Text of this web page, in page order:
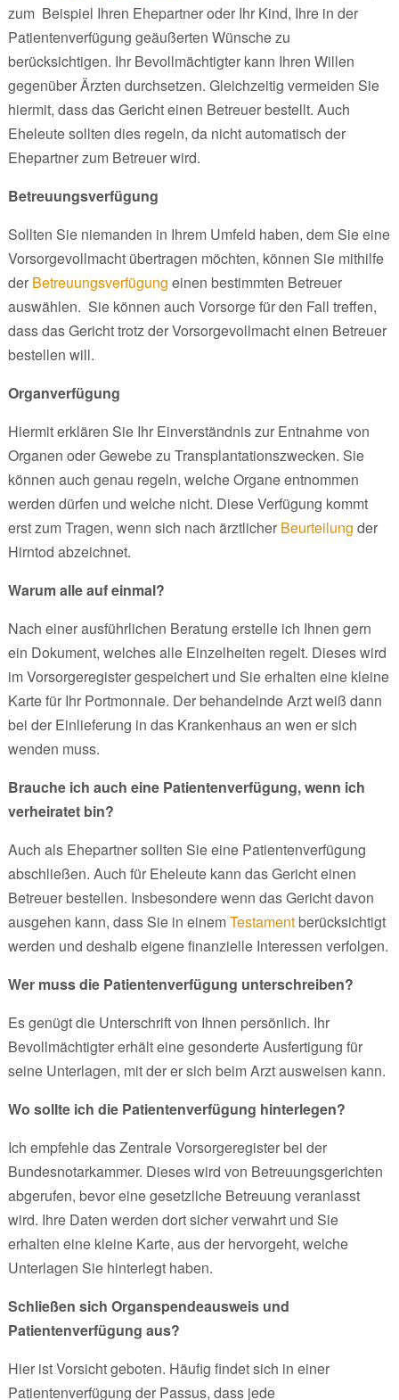
zum Beispiel Ihren Ehepartner oder Ihr Kind, Ihre in der
Patientenverfügung geäußerten Wünsche zu
berücksichtigen. Ihr Bevollmächtigter kann Ihren Willen
gegenüber Ärzten durchsetzen. Gleichzeitig vermeiden Sie
hiermit, dass das Gericht einen Betreuer bestellt. Auch
Eheleute sollten dies regeln, da nicht automatisch der
Ehepartner zum Betreuer wird.
Betreuungsverfügung
Sollten Sie niemanden in Ihrem Umfeld haben, dem Sie eine
Vorsorgevollmacht übertragen möchten, können Sie mithilfe
der Betreuungsverfügung einen bestimmten Betreuer
auswählen. Sie können auch Vorsorge für den Fall treffen,
dass das Gericht trotz der Vorsorgevollmacht einen Betreuer
bestellen will.
Organverfügung
Hiermit erklären Sie Ihr Einverständnis zur Entnahme von
Organen oder Gewebe zu Transplantationszwecken. Sie
können auch genau regeln, welche Organe entnommen
werden dürfen und welche nicht. Diese Verfügung kommt
erst zum Tragen, wenn sich nach ärztlicher Beurteilung der
Hirntod abzeichnet.
Warum alle auf einmal?
Nach einer ausführlichen Beratung erstelle ich Ihnen gern
ein Dokument, welches alle Einzelheiten regelt. Dieses wird
im Vorsorgeregister gespeichert und Sie erhalten eine kleine
Karte für Ihr Portmonnaie. Der behandelnde Arzt weiß dann
bei der Einlieferung in das Krankenhaus an wen er sich
wenden muss.
Brauche ich auch eine Patientenverfügung, wenn ich
verheiratet bin?
Auch als Ehepartner sollten Sie eine Patientenverfügung
abschließen. Auch für Eheleute kann das Gericht einen
Betreuer bestellen. Insbesondere wenn das Gericht davon
ausgehen kann, dass Sie in einemTestamentberücksichtigt
werden und deshalb eigene finanzielle Interessen verfolgen.
Wer muss die Patientenverfügung unterschreiben?
Es genügt die Unterschrift von Ihnen persönlich. Ihr
Bevollmächtigter erhält eine gesonderte Ausfertigung für
seine Unterlagen, mit der er sich beim Arzt ausweisen kann.
Wo sollte ich die Patientenverfügung hinterlegen?
Ich empfehle das Zentrale Vorsorgeregister bei der
Bundesnotarkammer. Dieses wird von Betreuungsgerichten
abgerufen, bevor eine gesetzliche Betreuung veranlasst
wird. Ihre Daten werden dort sicher verwahrt und Sie
erhalten eine kleine Karte, aus der hervorgeht, welche
Unterlagen Sie hinterlegt haben.
Schließen sich Organspendeausweis und
Patientenverfügung aus?
Hier ist Vorsicht geboten. Häufig findet sich in einer
Patientenverfügung der Passus, dass jede